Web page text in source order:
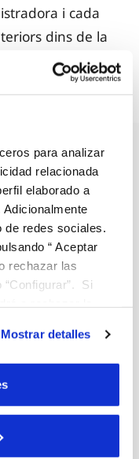
para analizar
relacionada
elaborado a
de redes sociales.
“ Aceptar
rechazar las
Si
web funcione y que
consultar
de Cookies
Mostrar detalles
i cada
dins de la
es porten a
següents:
de distribució